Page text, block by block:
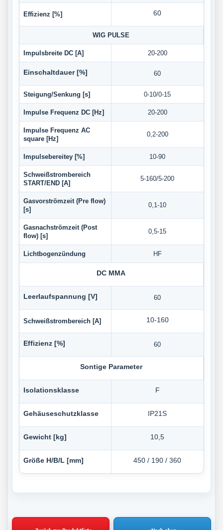
Effizienz [%] 60
WIG PULSE
Impulsbreite DC [A] 20-200
Einschaltdauer [%] 60
Steigung/Senkung [s] 0-10/0-15
Impulse Frequenz DC [Hz] 20-200
Impulse Frequenz AC
square [Hz]
0,2-200
Impulsebereitey [%] 10-90
Schweißstrombereich
START/END [A]
5-160/5-200
Gasvorströmzeit (Pre flow)
[s]
0,1-10
Gasnachströmzeit (Post
flow) [s]
0,5-15
Lichtbogenzündung HF
DC MMA
Leerlaufspannung [V] 60
Schweißstrombereich [A] 10-160
Effizienz [%] 60
Sontige Parameter
Isolationsklasse F
Gehäuseschutzklasse IP21S
Gewicht [kg] 10,5
Größe H/B/L [mm] 450 / 190 / 360